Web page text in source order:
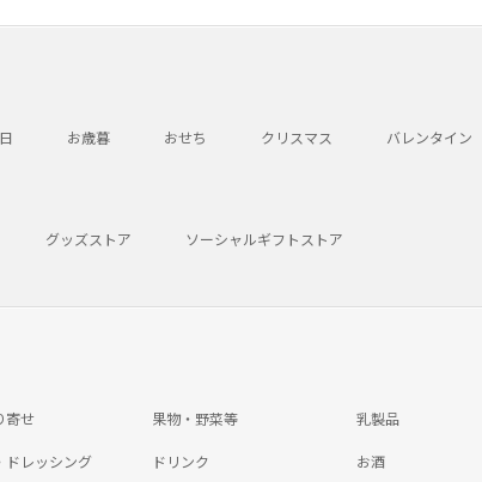
お歳暮 おせち クリスマス バレンタイン
グッズストア ソーシャルギフトストア
寄せ 果物・野菜等 乳製品
ドレッシング ドリンク お酒